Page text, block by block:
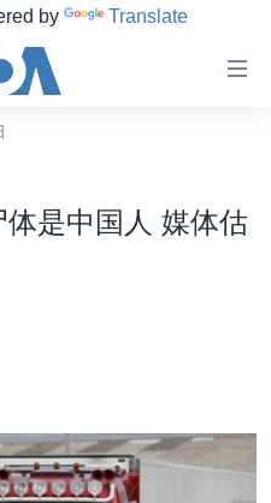
by Translate
是中国人 媒体估